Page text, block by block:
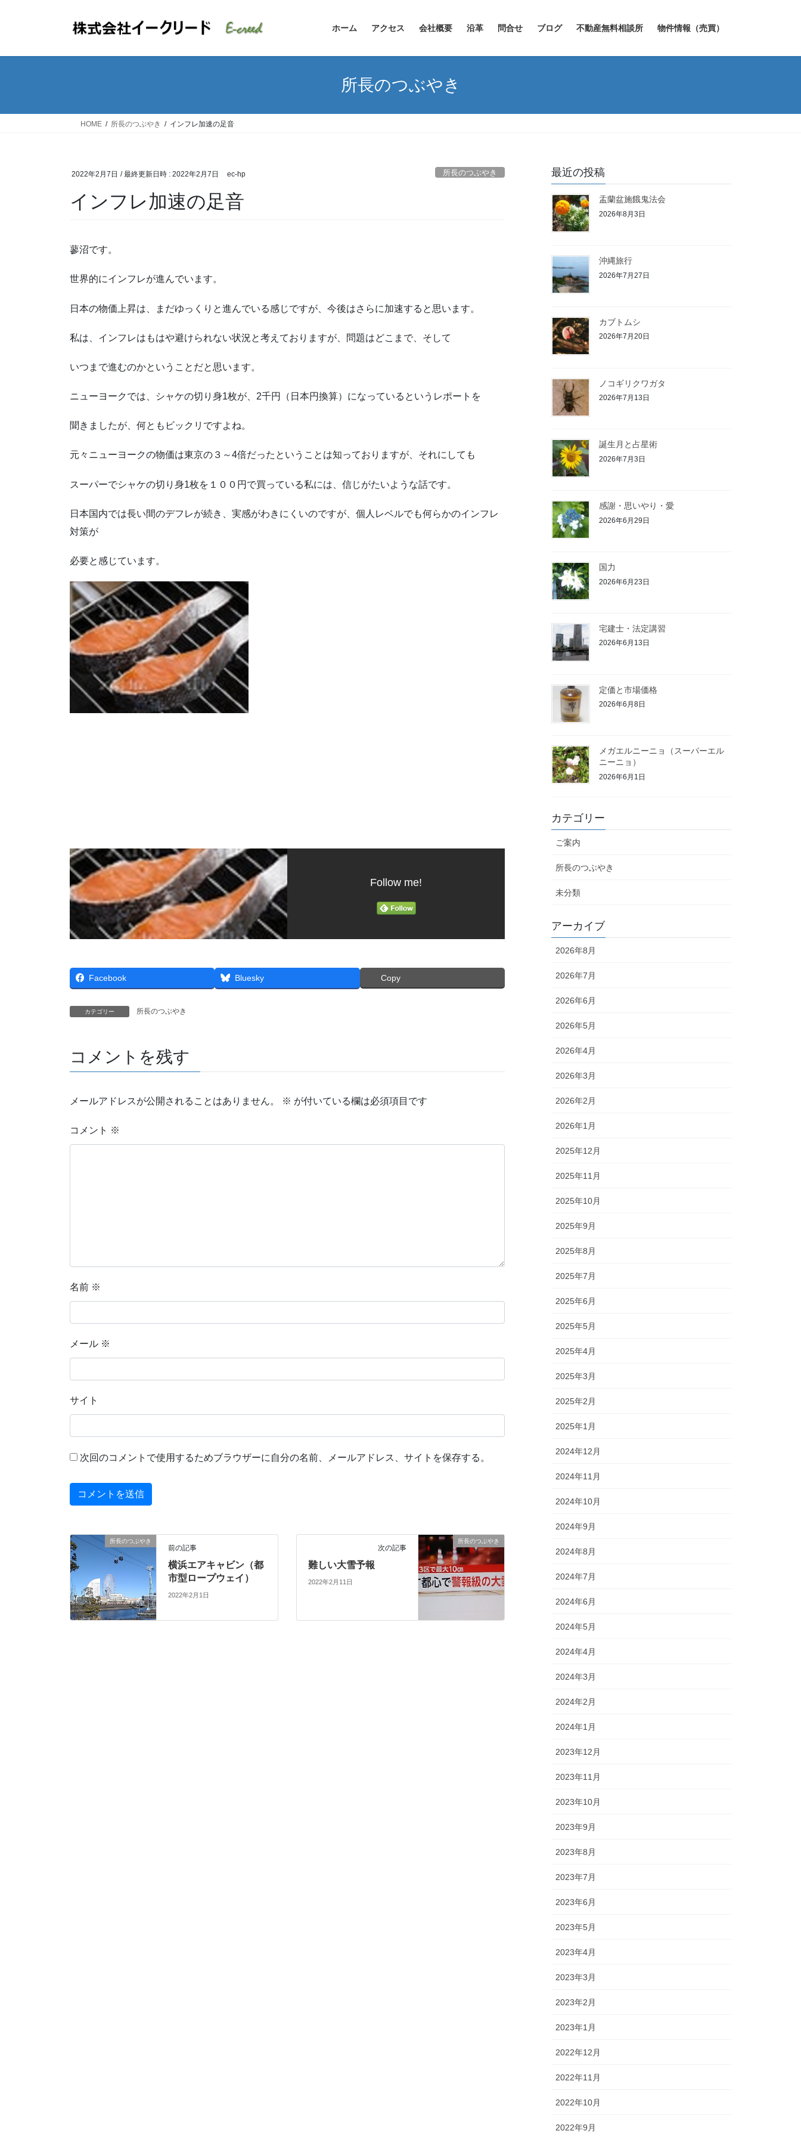
ホーム アクセス 会社概要 沿革 問合せ ブログ 不動産無料相談所 物件情報（売買）
所長のつぶやき
HOME 所長のつぶやき インフレ加速の足音
2022年2月7日 / 最終更新日時 : 2022年2月7日 ec-hp 所長のつぶやき
インフレ加速の足音
蓼沼です。
世界的にインフレが進んでいます。
日本の物価上昇は、まだゆっくりと進んでいる感じですが、今後はさらに加速すると思います。
私は、インフレはもはや避けられない状況と考えておりますが、問題はどこまで、そして
いつまで進むのかということだと思います。
ニューヨークでは、シャケの切り身1枚が、2千円（日本円換算）になっているというレポートを
聞きましたが、何ともビックリですよね。
元々ニューヨークの物価は東京の３～4倍だったということは知っておりますが、それにしても
スーパーでシャケの切り身1枚を１００円で買っている私には、信じがたいような話です。
日本国内では長い間のデフレが続き、実感がわきにくいのですが、個人レベルでも何らかのインフレ
対策が
必要と感じています。
Follow me!
Facebook Bluesky Copy
カテゴリー 所長のつぶやき
コメントを残す
メールアドレスが公開されることはありません。 ※ が付いている欄は必須項目です
コメント ※
名前 ※
メール ※
サイト
次回のコメントで使用するためブラウザーに自分の名前、メールアドレス、サイトを保存する。
所長のつぶやき
前の記事
横浜エアキャビン（都
市型ロープウェイ）
2022年2月1日
所長のつぶやき
次の記事
難しい大雪予報
2022年2月11日
最近の投稿
盂蘭盆施餓鬼法会
2026年8月3日
沖縄旅行
2026年7月27日
カブトムシ
2026年7月20日
ノコギリクワガタ
2026年7月13日
誕生月と占星術
2026年7月3日
感謝・思いやり・愛
2026年6月29日
国力
2026年6月23日
宅建士・法定講習
2026年6月13日
定価と市場価格
2026年6月8日
メガエルニーニョ（スーパーエル
ニーニョ）
2026年6月1日
カテゴリー
ご案内
所長のつぶやき
未分類
アーカイブ
2026年8月
2026年7月
2026年6月
2026年5月
2026年4月
2026年3月
2026年2月
2026年1月
2025年12月
2025年11月
2025年10月
2025年9月
2025年8月
2025年7月
2025年6月
2025年5月
2025年4月
2025年3月
2025年2月
2025年1月
2024年12月
2024年11月
2024年10月
2024年9月
2024年8月
2024年7月
2024年6月
2024年5月
2024年4月
2024年3月
2024年2月
2024年1月
2023年12月
2023年11月
2023年10月
2023年9月
2023年8月
2023年7月
2023年6月
2023年5月
2023年4月
2023年3月
2023年2月
2023年1月
2022年12月
2022年11月
2022年10月
2022年9月